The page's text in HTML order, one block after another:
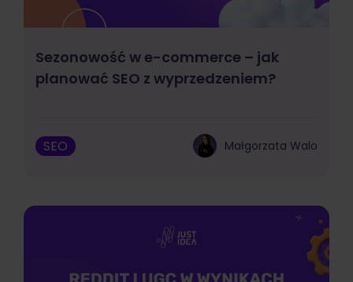
Sezonowość w e-commerce – jak
planować SEO z wyprzedzeniem?
SEO Małgorzata Walo